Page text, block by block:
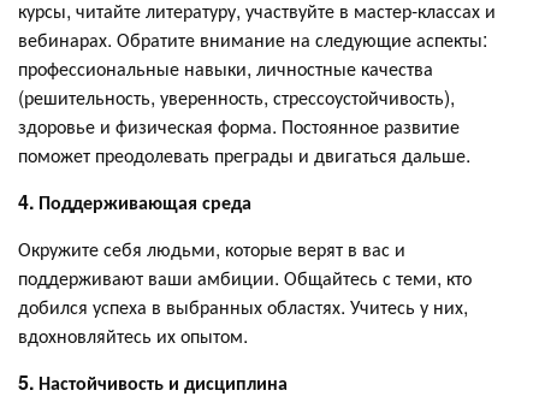
курсы, читайте литературу, участвуйте в мастер-классах и
вебинарах. Обратите внимание на следующие аспекты:
профессиональные навыки, личностные качества
(решительность, уверенность, стрессоустойчивость),
здоровье и физическая форма. Постоянное развитие
поможет преодолевать преграды и двигаться дальше.
4. Поддерживающая среда
Окружите себя людьми, которые верят в вас и
поддерживают ваши амбиции. Общайтесь с теми, кто
добился успеха в выбранных областях. Учитесь у них,
вдохновляйтесь их опытом.
5. Настойчивость и дисциплина